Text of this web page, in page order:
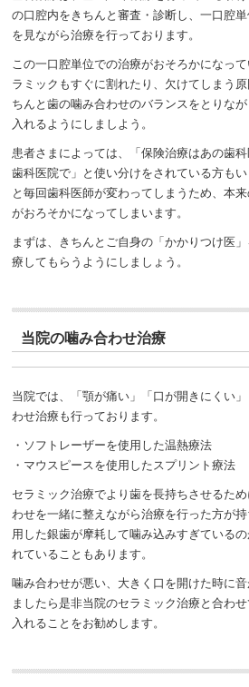
の口腔内をきちんと審査・診断し、一口腔
を見ながら治療を行っております。
この一口腔単位での治療がおそろかになっ
ラミックもすぐに割れたり、欠けてしまう
ちんと歯の噛み合わせのバランスをとりな
入れるようにしましよう。
患者さまによっては、「保険治療はあの歯
歯科医院で」と使い分けをされている方も
と毎回歯科医師が変わってしまうため、本
がおろそかになってしまいます。
まずは、きちんとご自身の「かかりつけ医
療してもらうようにしましょう。
当院の噛み合わせ治療
当院では、「顎が痛い」「口が開きにくい
わせ治療も行っております。
・ソフトレーザーを使用した温熱療法
・マウスピースを使用したスプリント療法
セラミック治療でより歯を長持ちさせるた
わせを一緒に整えながら治療を行った方が
用した銀歯が摩耗して噛み込みすぎている
れていることもあります。
噛み合わせが悪い、大きく口を開けた時に
ましたら是非当院のセラミック治療と合わ
入れることをお勧めします。